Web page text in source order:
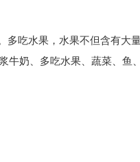
吃水果，水果不但含有大
奶、多吃水果、蔬菜、鱼